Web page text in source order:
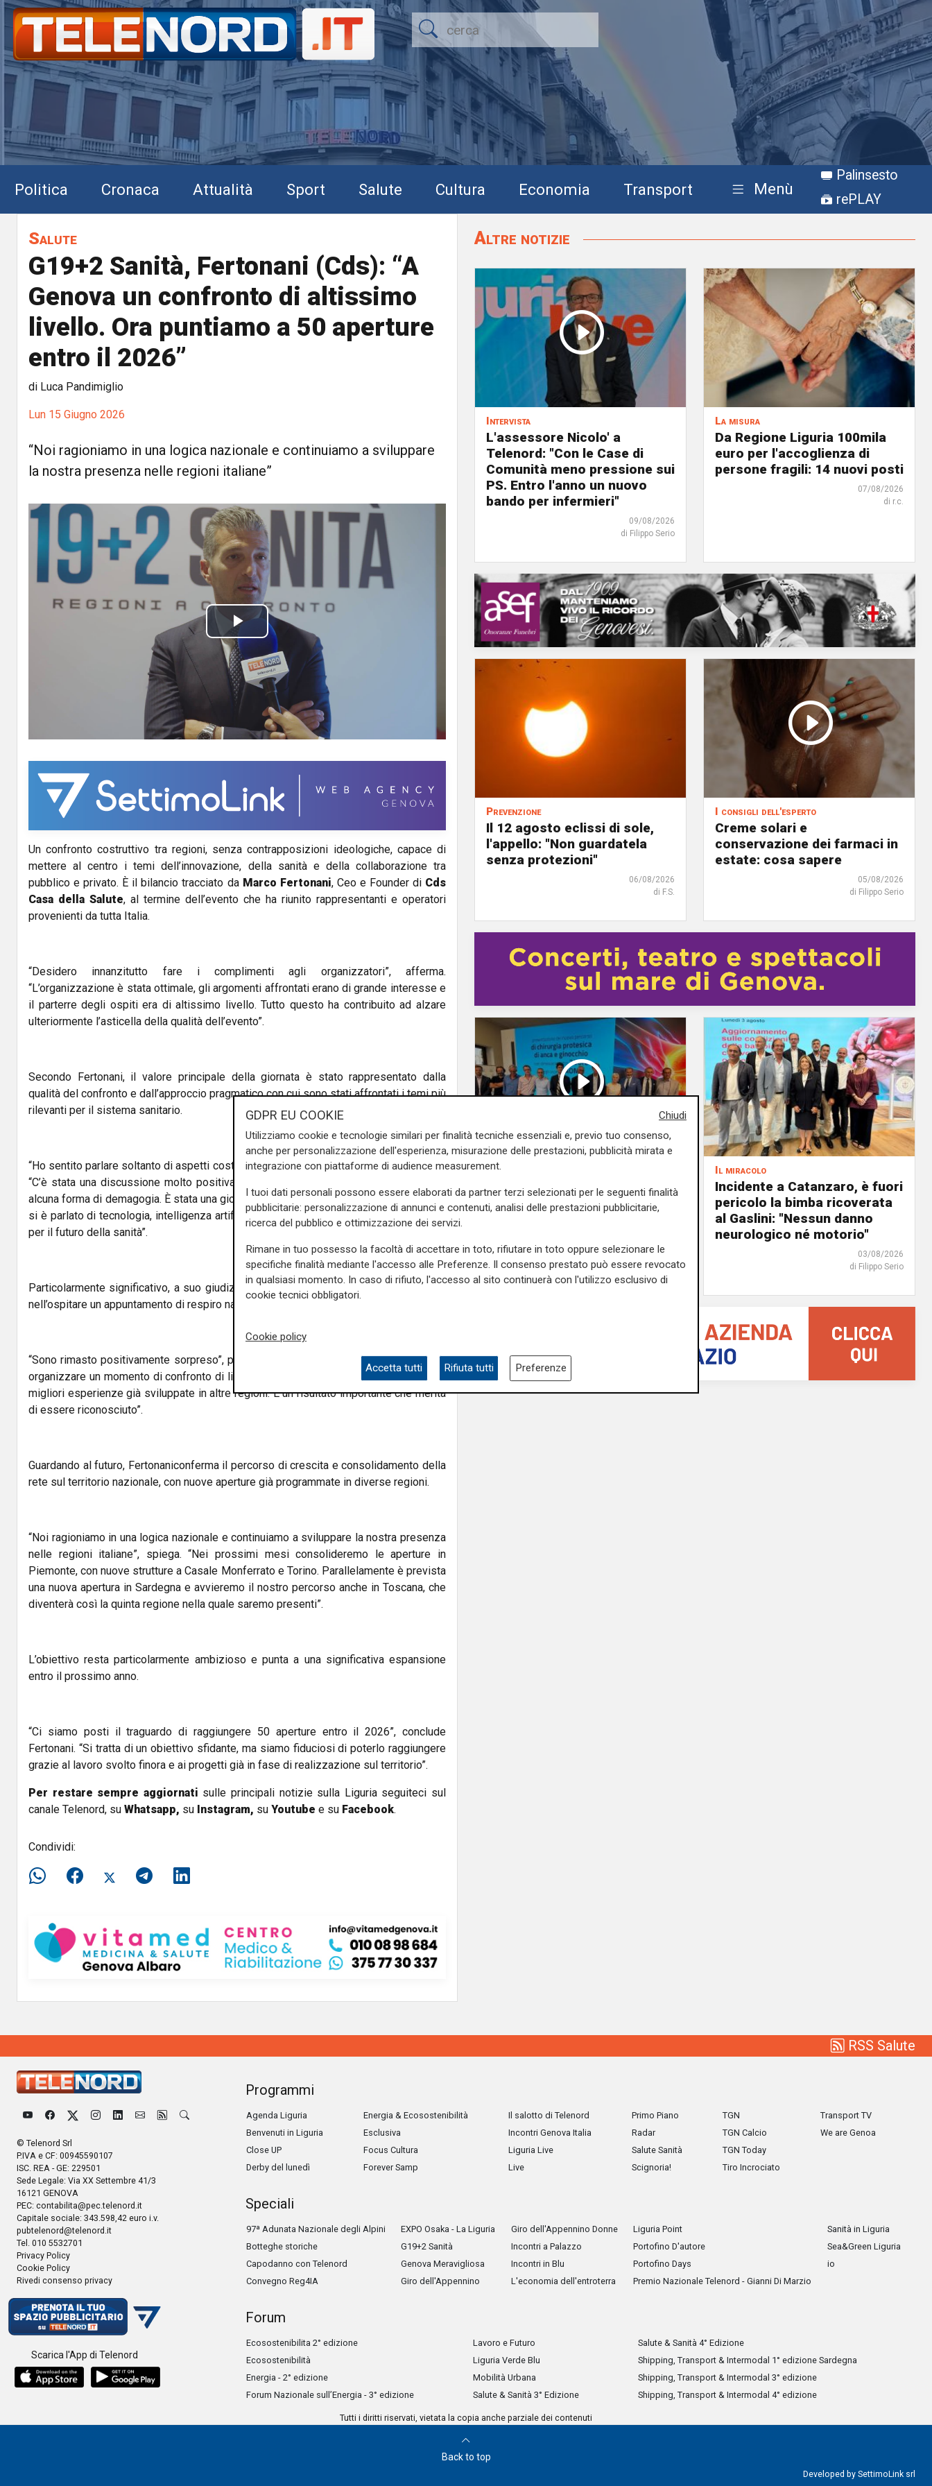
Politica Cronaca Attualità Sport Salute Cultura Economia Transport Menù
Palinsesto
rePLAY
Salute
G19+2 Sanità, Fertonani (Cds): “A
Genova un confronto di altissimo
livello. Ora puntiamo a 50 aperture
entro il 2026”
di Luca Pandimiglio
Lun 15 Giugno 2026
“Noi ragioniamo in una logica nazionale e continuiamo a sviluppare
la nostra presenza nelle regioni italiane”
P
l
a
y
V
e
o
Un confronto costruttivo tra regioni, senza contrapposizioni ideologiche, capace di
mettere al centro i temi dell’innovazione, della sanità e della collaborazione tra
pubblico e privato. È il bilancio tracciato da Marco Fertonani, Ceo e Founder di Cds
Casa della Salute, al termine dell’evento che ha riunito rappresentanti e operatori
provenienti da tutta Italia.
“Desidero innanzitutto fare i complimenti agli organizzatori”, afferma.
“L’organizzazione è stata ottimale, gli argomenti affrontati erano di grande interesse e
il parterre degli ospiti era di altissimo livello. Tutto questo ha contribuito ad alzare
ulteriormente l’asticella della qualità dell’evento”.
Secondo Fertonani, il valore principale della giornata è stato rappresentato dalla
qualità del confronto e dall’approccio pragmatico con cui sono stati affrontati i temi più
rilevanti per il sistema sanitario.
“Ho sentito parlare soltanto di aspetti costruttivi e di prospettive concrete”, sottolinea.
“C’è stata una discussione molto positiva sul rapporto tra pubblico e privato, senza
alcuna forma di demagogia. È stata una giornata davvero interessante, durante la quale
si è parlato di tecnologia, intelligenza artificiale e di molte altre tematiche strategiche
per il futuro della sanità”.
Particolarmente significativo, a suo giudizio, il ruolo svolto dalla Liguria e da Genova
nell’ospitare un appuntamento di respiro nazionale.
“Sono rimasto positivamente sorpreso”, prosegue. “La Liguria ha dimostrato di saper
organizzare un momento di confronto di livello nazionale, mettendosi al passo con le
migliori esperienze già sviluppate in altre regioni. È un risultato importante che merita
di essere riconosciuto”.
Guardando al futuro, Fertonaniconferma il percorso di crescita e consolidamento della
rete sul territorio nazionale, con nuove aperture già programmate in diverse regioni.
“Noi ragioniamo in una logica nazionale e continuiamo a sviluppare la nostra presenza
nelle regioni italiane”, spiega. “Nei prossimi mesi consolideremo le aperture in
Piemonte, con nuove strutture a Casale Monferrato e Torino. Parallelamente è prevista
una nuova apertura in Sardegna e avvieremo il nostro percorso anche in Toscana, che
diventerà così la quinta regione nella quale saremo presenti”.
L’obiettivo resta particolarmente ambizioso e punta a una significativa espansione
entro il prossimo anno.
“Ci siamo posti il traguardo di raggiungere 50 aperture entro il 2026”, conclude
Fertonani. “Si tratta di un obiettivo sfidante, ma siamo fiduciosi di poterlo raggiungere
grazie al lavoro svolto finora e ai progetti già in fase di realizzazione sul territorio”.
Per restare sempre aggiornati sulle principali notizie sulla Liguria seguiteci sul
canale Telenord, su Whatsapp, su Instagram, su Youtube e su Facebook.
Condividi:
Altre notizie
Intervista
L'assessore Nicolo' a
Telenord: "Con le Case di
Comunità meno pressione sui
PS. Entro l'anno un nuovo
bando per infermieri"
09/08/2026
di Filippo Serio
La misura
Da Regione Liguria 100mila
euro per l'accoglienza di
persone fragili: 14 nuovi posti
07/08/2026
di r.c.
Prevenzione
Il 12 agosto eclissi di sole,
l'appello: "Non guardatela
senza protezioni"
06/08/2026
di F.S.
I consigli dell'esperto
Creme solari e
conservazione dei farmaci in
estate: cosa sapere
05/08/2026
di Filippo Serio
Novità
Dimissioni in 24 ore dopo
intervento ad anca e
ginocchia, via libera
05/08/2026
di r.c.
Il miracolo
Incidente a Catanzaro, è fuori
pericolo la bimba ricoverata
al Gaslini: "Nessun danno
neurologico né motorio"
03/08/2026
di Filippo Serio
RSS Salute
© Telenord Srl
P.IVA e CF: 00945590107
ISC. REA - GE: 229501
Sede Legale: Via XX Settembre 41/3
16121 GENOVA
PEC: contabilita@pec.telenord.it
Capitale sociale: 343.598,42 euro i.v.
pubtelenord@telenord.it
Tel. 010 5532701
Privacy Policy
Cookie Policy
Rivedi consenso privacy
Scarica l'App di Telenord
Programmi
Agenda Liguria
Benvenuti in Liguria
Close UP
Derby del lunedì
Energia & Ecosostenibilità
Esclusiva
Focus Cultura
Forever Samp
Il salotto di Telenord
Incontri Genova Italia
Liguria Live
Live
Primo Piano
Radar
Salute Sanità
Scignoria!
TGN
TGN Calcio
TGN Today
Tiro Incrociato
Transport TV
We are Genoa
Speciali
97ª Adunata Nazionale degli Alpini
Botteghe storiche
Capodanno con Telenord
Convegno Reg4IA
EXPO Osaka - La Liguria
G19+2 Sanità
Genova Meravigliosa
Giro dell'Appennino
Giro dell'Appennino Donne
Incontri a Palazzo
Incontri in Blu
L'economia dell'entroterra
Liguria Point
Portofino D'autore
Portofino Days
Premio Nazionale Telenord - Gianni Di Marzio
Sanità in Liguria
Sea&Green Liguria
io
Forum
Ecosostenibilita 2° edizione
Ecosostenibilità
Energia - 2° edizione
Forum Nazionale sull’Energia - 3° edizione
Lavoro e Futuro
Liguria Verde Blu
Mobilità Urbana
Salute & Sanità 3° Edizione
Salute & Sanità 4° Edizione
Shipping, Transport & Intermodal 1° edizione Sardegna
Shipping, Transport & Intermodal 3° edizione
Shipping, Transport & Intermodal 4° edizione
Tutti i diritti riservati, vietata la copia anche parziale dei contenuti
Back to top
Developed by SettimoLink srl
Chiudi
GDPR EU COOKIE
Utilizziamo cookie e tecnologie similari per finalità tecniche essenziali e, previo tuo consenso,
anche per personalizzazione dell'esperienza, misurazione delle prestazioni, pubblicità mirata e
integrazione con piattaforme di audience measurement.
I tuoi dati personali possono essere elaborati da partner terzi selezionati per le seguenti finalità
pubblicitarie: personalizzazione di annunci e contenuti, analisi delle prestazioni pubblicitarie,
ricerca del pubblico e ottimizzazione dei servizi.
Rimane in tuo possesso la facoltà di accettare in toto, rifiutare in toto oppure selezionare le
specifiche finalità mediante l'accesso alle Preferenze. Il consenso prestato può essere revocato
in qualsiasi momento. In caso di rifiuto, l'accesso al sito continuerà con l'utilizzo esclusivo di
cookie tecnici obbligatori.
Cookie policy
Accetta tutti Rifiuta tutti Preferenze